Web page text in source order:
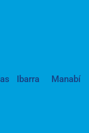
Ibarra
Manabí